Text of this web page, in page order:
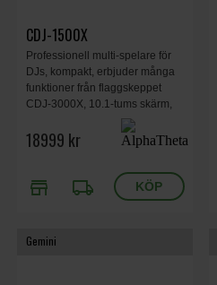
CDJ-1500X
Professionell multi-spelare för
DJs, kompakt, erbjuder många
funktioner från flaggskeppet
CDJ-3000X, 10.1-tums skärm,
WiFi, NFC Touch Login,
StreamingDirectPlay, rekordbox
kg.
18999 kr
store local_shipping
Gemini